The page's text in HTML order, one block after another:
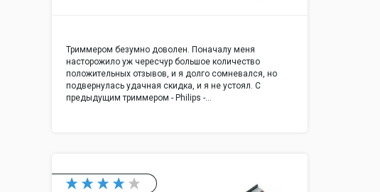
Триммером безумно доволен. Поначалу меня
насторожило уж чересчур большое количество
положительных отзывов, и я долго сомневался, но
подвернулась удачная скидка, и я не устоял. С
предыдущим триммером - Philips -…